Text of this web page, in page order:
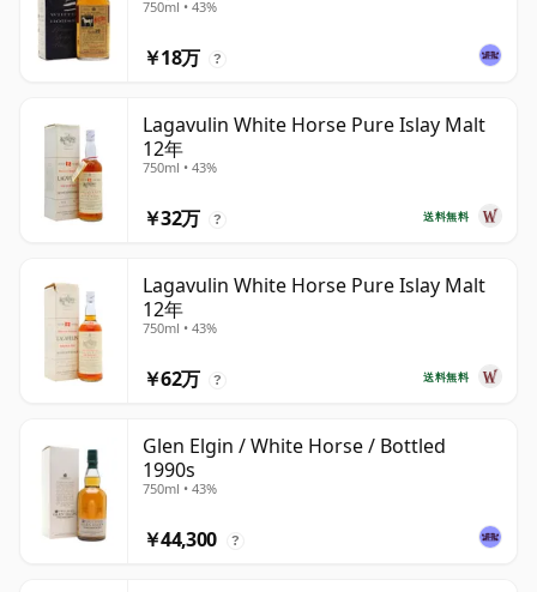
750ml • 43%
￥18万 ?
Lagavulin White Horse Pure Islay Malt
12年
750ml • 43%
送料無料
￥32万 ?
Lagavulin White Horse Pure Islay Malt
12年
750ml • 43%
送料無料
￥62万 ?
Glen Elgin / White Horse / Bottled
1990s
750ml • 43%
￥44,300 ?